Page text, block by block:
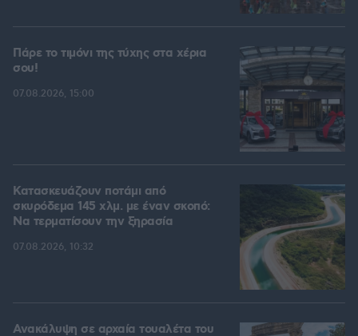
Πάρε το τιμόνι της τύχης στα χέρια
σου!
07.08.2026, 15:00
Κατασκευάζουν ποτάμι από
σκυρόδεμα 145 χλμ. με έναν σκοπό:
Να τερματίσουν την ξηρασία
07.08.2026, 10:32
Ανακάλυψη σε αρχαία τουαλέτα του